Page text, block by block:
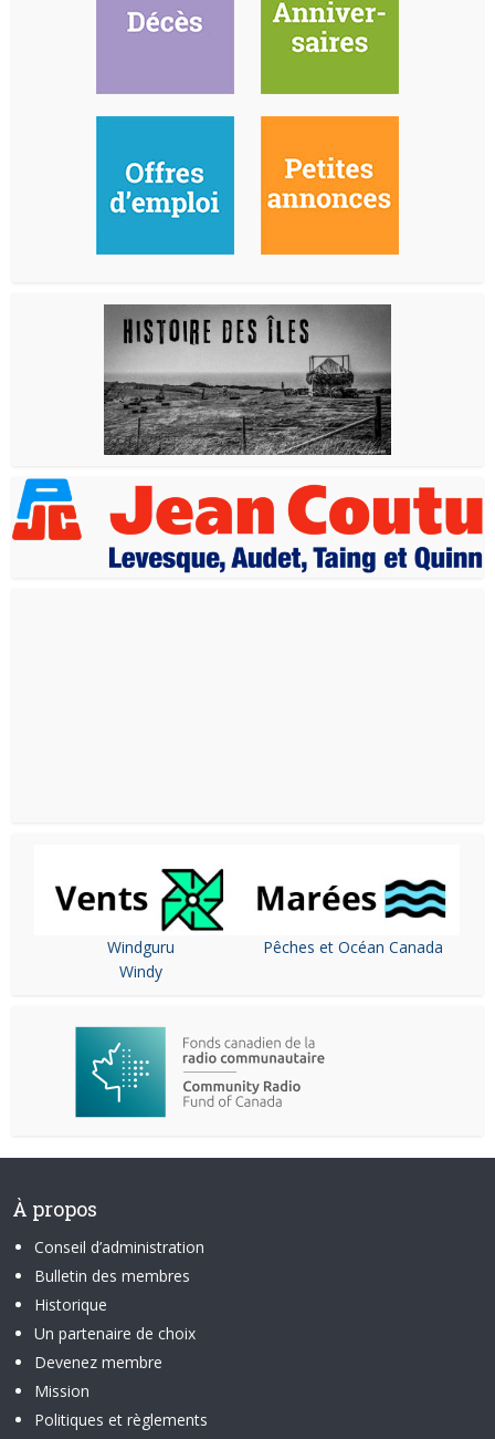
Windguru
Windy
Pêches et Océan Canada
À propos
Conseil d’administration
Bulletin des membres
Historique
Un partenaire de choix
Devenez membre
Mission
Politiques et règlements